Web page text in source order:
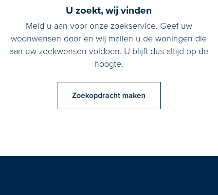
U zoekt, wij vinden
Meld u aan voor onze zoekservice. Geef uw
woonwensen door en wij mailen u de woningen die
aan uw zoekwensen voldoen. U blijft dus altijd op de
hoogte.
Zoekopdracht maken